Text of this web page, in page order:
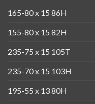
165-80 x 15 86H
155-80 x 15 82H
235-75 x 15 105T
235-70 x 15 103H
195-55 x 13 80H